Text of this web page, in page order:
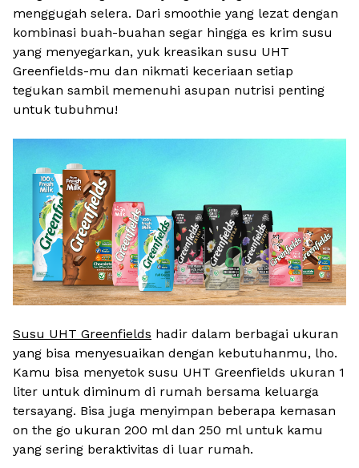
menggugah selera. Dari smoothie yang lezat dengan
kombinasi buah-buahan segar hingga es krim susu
yang menyegarkan, yuk kreasikan susu UHT
Greenfields-mu dan nikmati keceriaan setiap
tegukan sambil memenuhi asupan nutrisi penting
untuk tubuhmu!
Susu UHT Greenfields hadir dalam berbagai ukuran
yang bisa menyesuaikan dengan kebutuhanmu, lho.
Kamu bisa menyetok susu UHT Greenfields ukuran 1
liter untuk diminum di rumah bersama keluarga
tersayang. Bisa juga menyimpan beberapa kemasan
on the go ukuran 200 ml dan 250 ml untuk kamu
yang sering beraktivitas di luar rumah.